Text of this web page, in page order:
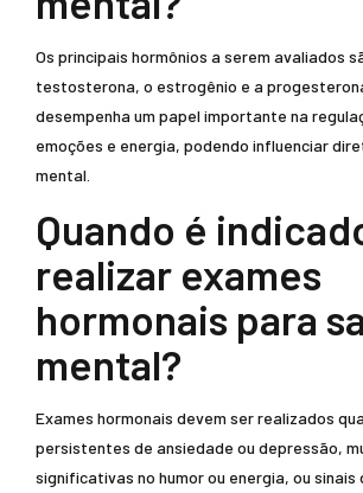
Os principais hormônios a serem avaliados
testosterona, o estrogênio e a
desempenha um papel importante na
emoções e energia, podendo influenciar
mental.
Quando é
realizar exames
hormonais para
mental?
Exames hormonais devem ser realizados
persistentes de ansiedade ou depressão,
significativas no humor ou energia, ou sinais